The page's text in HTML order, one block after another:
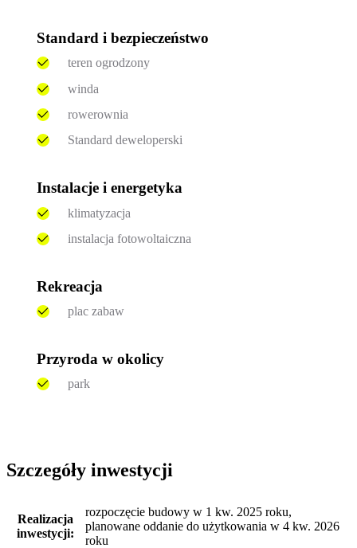
Standard i bezpieczeństwo
teren ogrodzony
winda
rowerownia
Standard deweloperski
Instalacje i energetyka
klimatyzacja
instalacja fotowoltaiczna
Rekreacja
plac zabaw
Przyroda w okolicy
park
Szczegóły inwestycji
Realizacja
inwestycji:
rozpoczęcie budowy w 1 kw. 2025 roku,
planowane oddanie do użytkowania w 4 kw. 2026
roku